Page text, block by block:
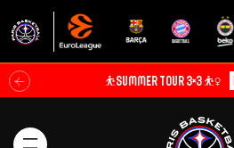
⛹️SUMMER TOUR 3×3 ⛹️‍♀️